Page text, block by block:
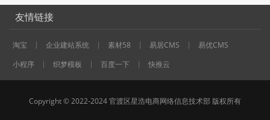
友情链接
淘宝 企业建站系统 素材58 易居CMS
易优CMS
小程序
织梦模板 百度一下 快推云
Copyright © 2022-2024 官渡区星浩电商网络信息技术部 版权所有